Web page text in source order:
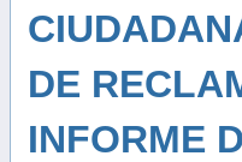
DE
INFORME